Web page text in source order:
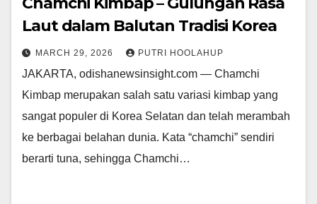
Laut dalam Balutan Tradisi Korea
MARCH 29, 2026 PUTRI HOOLAHUP
JAKARTA, odishanewsinsight.com — Chamchi
Kimbap merupakan salah satu variasi kimbap yang
sangat populer di Korea Selatan dan telah merambah
ke berbagai belahan dunia. Kata “chamchi” sendiri
berarti tuna, sehingga Chamchi…